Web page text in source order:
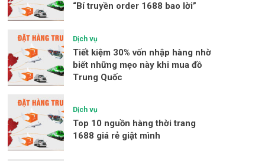
“Bí truyền order 1688 bao lời”
Dịch vụ
Tiết kiệm 30% vốn nhập hàng nhờ
biết những mẹo này khi mua đồ
Trung Quốc
Dịch vụ
Top 10 nguồn hàng thời trang
1688 giá rẻ giật mình